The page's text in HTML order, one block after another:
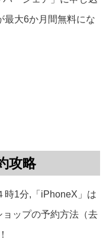
最大6か月間無料にな
攻略
時1分,「iPhoneX」は
ップの予約方法（去